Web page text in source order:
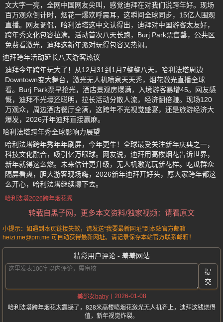
文大字一亮，全网中国网友尖叫，感觉迪拜在对我们说跨年好。现场
百万观众倒计时，烟花一爆欢呼震耳，这瞬间全球同步，15亿人围观
直播。网友调侃，哈利法塔这中文认得出，迪拜对中国游客太友好，
跨年秀文化包容拉满。活动首次八天长跑，Burj Park票售罄，公共区
免费看激光，迪拜这新年派对玩得包容又热闹。
迪拜跨年活动延长八天游客热议
迪拜今年跨年玩大了！从12月31到1月7整整八天，哈利法塔周边
Downtown变大舞台，激光无人机喷泉天天秀，烟花激光直播全球
看。Burj Park票早抢光，酒店景观房爆满，入境游客暴增45。网友感
慨，迪拜不光壕还聪明，拉长活动分散人流，经济翻倍赚。现场120
万观众，周边酒店餐厅全满，这跨年不光视觉盛宴，还是旅游经济大
爆发，2026开年迪拜直接赢麻。
哈利法塔跨年秀全球影响力展望
哈利法塔跨年秀年年刷屏，今年更牛！全球最受关注新年庆典之一，
科技文化融合，吸引亿万眼球。网友说，迪拜用高楼烟花告诉世界，
新年就得这么燃。未来估计更升级，无人机激光玩新花样。吃瓜群众
隔屏看爽，胆大游客现场嗨，2026新年迪拜开好头，愿大家跨年都这
么开心，哈利法塔继续壕下去。
哈利法塔2026跨年烟花秀
转载自黑子网，更多本文资料/独家视频：请看原文
小提示：如遇到本页链接失效，请发送“我要最新网址”到本站官方邮箱
heizi.me@pm.me 可自动获得最新网址。请记录保存本站官方联系邮箱！
精彩用户评论 - 羞羞网站
提
交
美邵女baby
2026-01-08
哈利法塔跨年烟花太震撼了，828米高楼喷烟花激光无人机齐上，迪拜这钱烧得
值，新年视觉炸裂。